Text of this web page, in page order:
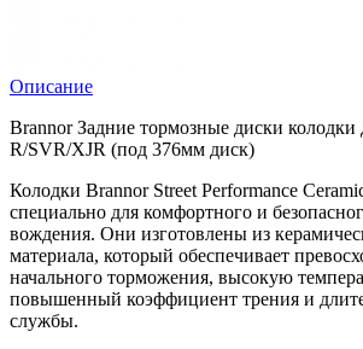
Описание
Brannor Задние тормозные диски колодки
R/SVR/XJR (под 376мм диск)
Колодки Brannor Street Performance
специально для комфортного и
вождения. Они изготовлены из
материала, который обеспечивает
начального торможения, высокую
повышенный коэффициент трения и
службы.